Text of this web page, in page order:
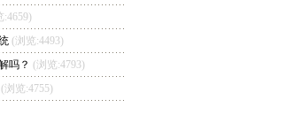
:4659)
(浏览:4493)
吗？ (浏览:4793)
(浏览:4755)